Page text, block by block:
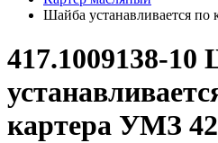
Шайба устанавливается по
417.1009138-10
картера УМЗ